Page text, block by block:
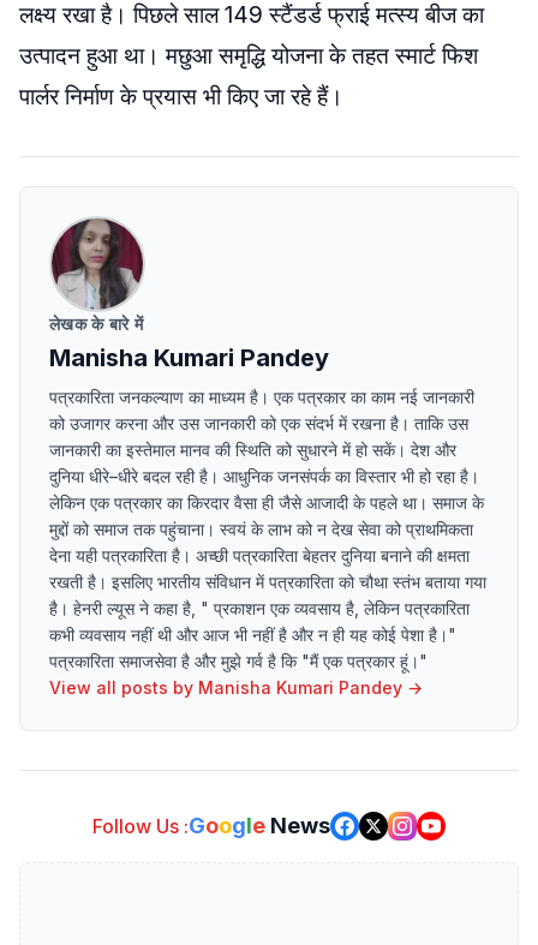
लक्ष्य रखा है। पिछले साल 149 स्टैंडर्ड फ्राई मत्स्य बीज का
उत्पादन हुआ था। मछुआ समृद्धि योजना के तहत स्मार्ट फिश
पार्लर निर्माण के प्रयास भी किए जा रहे हैं।
लेखक के बारे में
Manisha Kumari Pandey
पत्रकारिता जनकल्याण का माध्यम है। एक पत्रकार का काम नई जानकारी
को उजागर करना और उस जानकारी को एक संदर्भ में रखना है। ताकि उस
जानकारी का इस्तेमाल मानव की स्थिति को सुधारने में हो सकें। देश और
दुनिया धीरे–धीरे बदल रही है। आधुनिक जनसंपर्क का विस्तार भी हो रहा है।
लेकिन एक पत्रकार का किरदार वैसा ही जैसे आजादी के पहले था। समाज के
मुद्दों को समाज तक पहुंचाना। स्वयं के लाभ को न देख सेवा को प्राथमिकता
देना यही पत्रकारिता है। अच्छी पत्रकारिता बेहतर दुनिया बनाने की क्षमता
रखती है। इसलिए भारतीय संविधान में पत्रकारिता को चौथा स्तंभ बताया गया
है। हेनरी ल्यूस ने कहा है, " प्रकाशन एक व्यवसाय है, लेकिन पत्रकारिता
कभी व्यवसाय नहीं थी और आज भी नहीं है और न ही यह कोई पेशा है।"
पत्रकारिता समाजसेवा है और मुझे गर्व है कि "मैं एक पत्रकार हूं।"
View all posts by Manisha Kumari Pandey →
Follow Us :Google News